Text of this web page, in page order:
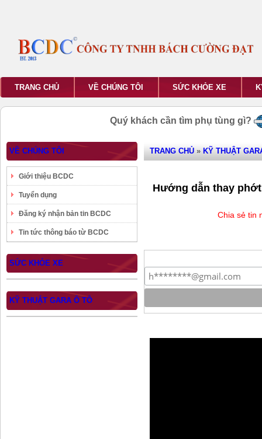
TRANG CHỦ VỀ CHÚNG TÔI SỨC KHỎE XE
Quý khách cần tìm phụ tùng gì?
VỀ CHÚNG TÔI
Giới thiệu BCDC
Tuyển dụng
Đăng ký nhận bản tin BCDC
Tin tức thông báo từ BCDC
SỨC KHỎE XE
KỸ THUẬT GARA Ô TÔ
TRANG CHỦ » KỸ THUẬT
Hướng dẫn thay
Chia sẻ tin